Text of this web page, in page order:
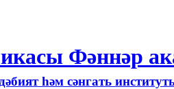
Фәннәр
һәм сәнгать